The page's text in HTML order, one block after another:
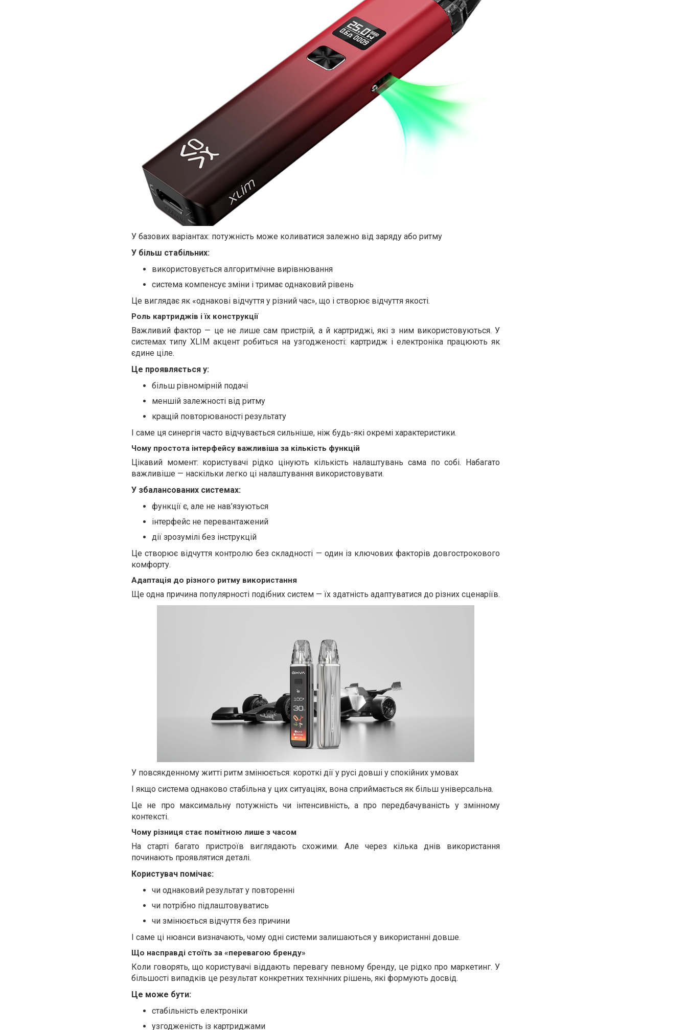
У базових варіантах: потужність може коливатися залежно від заряду або ритму
У більш стабільних:
використовується алгоритмічне вирівнювання
система компенсує зміни і тримає однаковий рівень
Це виглядає як «однакові відчуття у різний час», що і створює відчуття якості.
Роль картриджів і їх конструкції
Важливий фактор — це не лише сам пристрій, а й картриджі, які з ним використовуються. У
системах типу XLIM акцент робиться на узгодженості: картридж і електроніка працюють як
єдине ціле.
Це проявляється у:
більш рівномірній подачі
меншій залежності від ритму
кращій повторюваності результату
І саме ця синергія часто відчувається сильніше, ніж будь-які окремі характеристики.
Чому простота інтерфейсу важливіша за кількість функцій
Цікавий момент: користувачі рідко цінують кількість налаштувань сама по собі. Набагато
важливіше — наскільки легко ці налаштування використовувати.
У збалансованих системах:
функції є, але не нав’язуються
інтерфейс не перевантажений
дії зрозумілі без інструкцій
Це створює відчуття контролю без складності — один із ключових факторів довгострокового
комфорту.
Адаптація до різного ритму використання
Ще одна причина популярності подібних систем — їх здатність адаптуватися до різних сценаріїв.
У повсякденному житті ритм змінюється: короткі дії у русі довші у спокійних умовах
І якщо система однаково стабільна у цих ситуаціях, вона сприймається як більш універсальна.
Це не про максимальну потужність чи інтенсивність, а про передбачуваність у змінному
контексті.
Чому різниця стає помітною лише з часом
На старті багато пристроїв виглядають схожими. Але через кілька днів використання
починають проявлятися деталі.
Користувач помічає:
чи однаковий результат у повторенні
чи потрібно підлаштовуватись
чи змінюється відчуття без причини
І саме ці нюанси визначають, чому одні системи залишаються у використанні довше.
Що насправді стоїть за «перевагою бренду»
Коли говорять, що користувачі віддають перевагу певному бренду, це рідко про маркетинг. У
більшості випадків це результат конкретних технічних рішень, які формують досвід.
Це може бути:
стабільність електроніки
узгодженість із картриджами